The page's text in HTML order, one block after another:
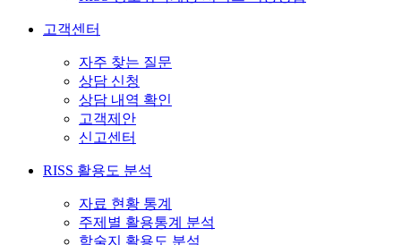
고객센터
자주 찾는 질문
상담 신청
상담 내역 확인
고객제안
신고센터
RISS 활용도 분석
자료 현황 통계
주제별 활용통계 분석
학술지 활용도 분석